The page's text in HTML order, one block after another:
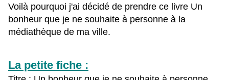
Voilà pourquoi j'ai décidé de prendre ce livre Un
bonheur que je ne souhaite à personne à la
médiathèque de ma ville.
La petite fiche :